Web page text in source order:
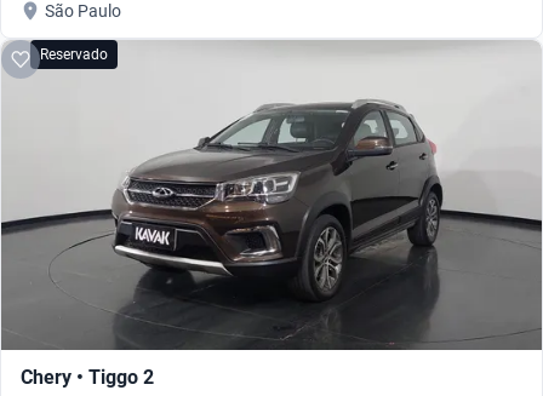
São Paulo
Reservado
Chery • Tiggo 2